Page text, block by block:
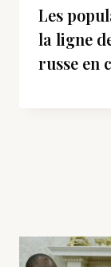
Les
la ligne
russe en